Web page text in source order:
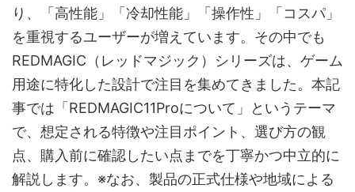
り、「高性能」「冷却性能」「操作性」「コスパ」
を重視するユーザーが増えています。その中でも
REDMAGIC（レッドマジック）シリーズは、ゲーム
用途に特化した設計で注目を集めてきました。本記
事では「REDMAGIC11Proについて」というテーマ
で、想定される特徴や注目ポイント、選び方の観
点、購入前に確認したい点までを丁寧かつ中立的に
解説します。※なお、製品の正式仕様や地域による